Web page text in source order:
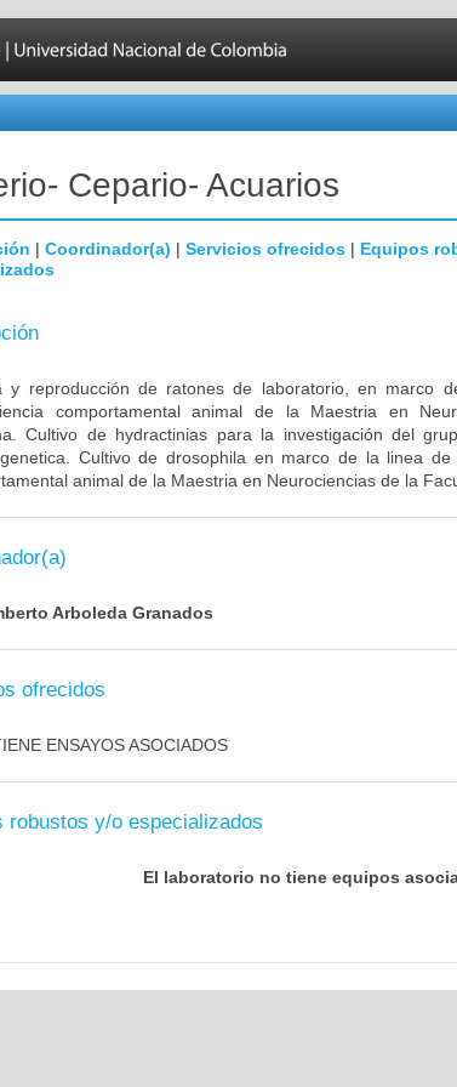
Cepario- Acuarios
| Coordinador(a) | Servicios ofrecidos | Equipos
y reproducción de ratones de laboratorio, en marco
comportamental animal de la Maestria en
Cultivo de hydractinias para la investigación del
Cultivo de drosophila en marco de la linea de
animal de la Maestria en Neurociencias de la
Arboleda Granados
ofrecidos
ENSAYOS ASOCIADOS
robustos y/o especializados
El laboratorio no tiene equipos